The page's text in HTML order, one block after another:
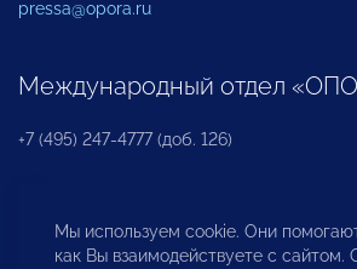
pressa@opora.ru
Международный отдел
+7 (495) 247-4777 (доб. 126)
Бюро по защите прав
инвесторов
Мы используем cookie. Они
как Вы взаимодействуете с сайтом.